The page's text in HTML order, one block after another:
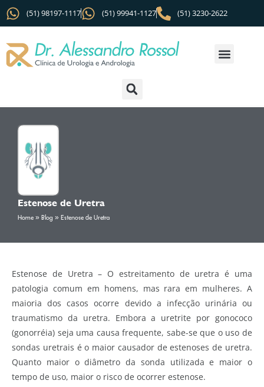
(51) 98197-1117 (51) 99941-1127 (51) 3230-2622
Estenose de Uretra
Home » Blog » Estenose de Uretra
Estenose de Uretra – O estreitamento de uretra é uma
patologia comum em homens, mas rara em mulheres. A
maioria dos casos ocorre devido a infecção urinária ou
traumatismo da uretra. Embora a uretrite por gonococo
(gonorréia) seja uma causa frequente, sabe-se que o uso de
sondas uretrais é o maior causador de estenoses de uretra.
Quanto maior o diâmetro da sonda utilizada e maior o
tempo de uso, maior o risco de ocorrer estenose.